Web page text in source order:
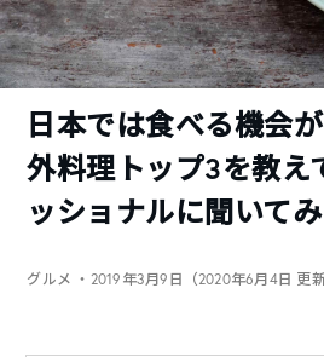
日本では食べる機会
外料理トップ3を教え
ッショナルに聞いて
グルメ ・2019年3月9日（2020年6月4日 更新